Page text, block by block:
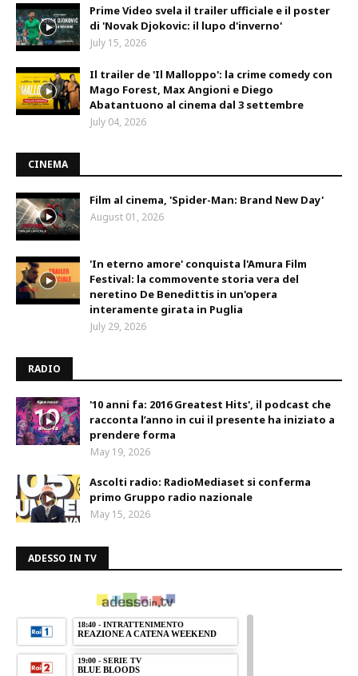
Prime Video svela il trailer ufficiale e il poster
di 'Novak Djokovic: il lupo d'inverno'
July 15, 2026
Il trailer de 'Il Malloppo': la crime comedy con
Mago Forest, Max Angioni e Diego
Abatantuono al cinema dal 3 settembre
July 04, 2026
CINEMA
Film al cinema, 'Spider-Man: Brand New Day'
August 01, 2026
'In eterno amore' conquista l'Amura Film
Festival: la commovente storia vera del
neretino De Benedittis in un'opera
interamente girata in Puglia
July 29, 2026
RADIO
'10 anni fa: 2016 Greatest Hits', il podcast che
racconta l’anno in cui il presente ha iniziato a
prendere forma
May 19, 2026
Ascolti radio: RadioMediaset si conferma
primo Gruppo radio nazionale
May 15, 2026
ADESSO IN TV